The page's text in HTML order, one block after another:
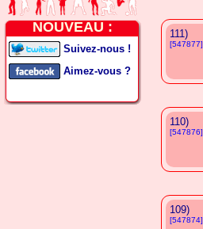
NOUVEAU :
Suivez-nous !
Aimez-vous ?
111)
[547877]
110)
[547876]
109)
[547874]